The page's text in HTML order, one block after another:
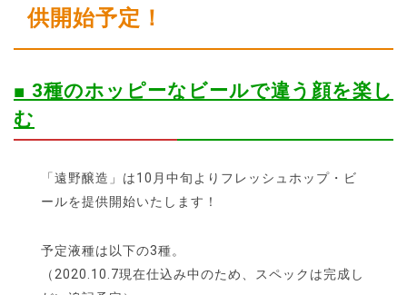
供開始予定！
■ 3種のホッピーなビールで違う顔を楽し
む
「遠野醸造」は10月中旬よりフレッシュホップ・ビ
ールを提供開始いたします！
予定液種は以下の3種。
（2020.10.7現在仕込み中のため、スペックは完成し